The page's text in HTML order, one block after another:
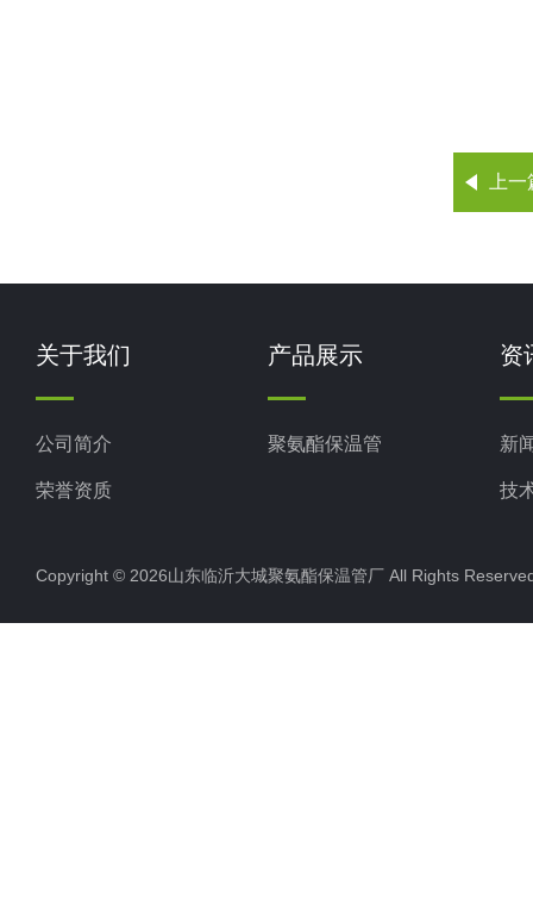
上
关于我们
公司简介
荣誉资质
产品展示
聚氨酯保温管
资
新
技
Copyright © 2026山东临沂大城聚氨酯保温管厂 All Rights